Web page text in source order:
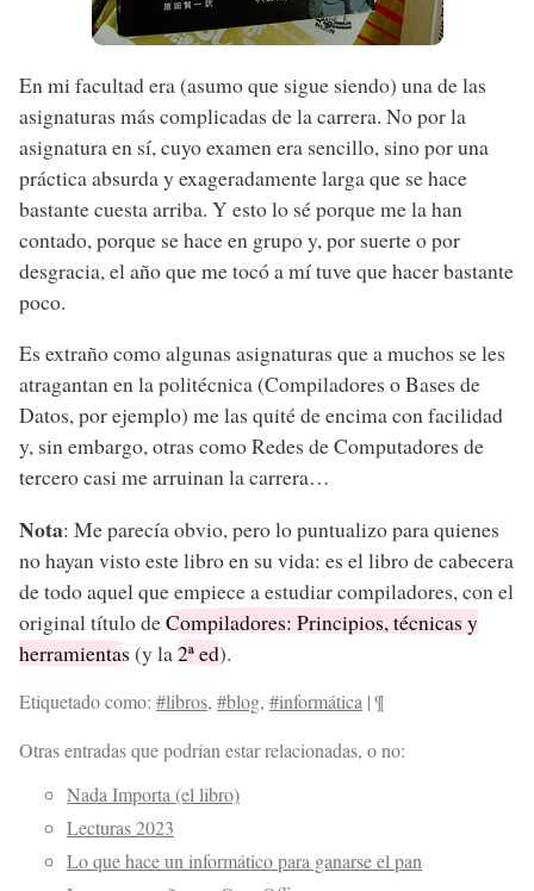
En mi facultad era (asumo que sigue siendo) una de las
asignaturas más complicadas de la carrera. No por la
asignatura en sí, cuyo examen era sencillo, sino por una
práctica absurda y exageradamente larga que se hace
bastante cuesta arriba. Y esto lo sé porque me la han
contado, porque se hace en grupo y, por suerte o por
desgracia, el año que me tocó a mí tuve que hacer bastante
poco.
Es extraño como algunas asignaturas que a muchos se les
atragantan en la politécnica (Compiladores o Bases de
Datos, por ejemplo) me las quité de encima con facilidad
y, sin embargo, otras como Redes de Computadores de
tercero casi me arruinan la carrera…
Nota: Me parecía obvio, pero lo puntualizo para quienes
no hayan visto este libro en su vida: es el libro de cabecera
de todo aquel que empiece a estudiar compiladores, con el
original título deCompiladores: Principios, técnicas y
herramientas (y la2ª ed).
Etiquetado como: #libros, #blog, #informática |¶
Otras entradas que podrían estar relacionadas, o no:
Nada Importa (el libro)
Lecturas 2023
Lo que hace un informático para ganarse el pan